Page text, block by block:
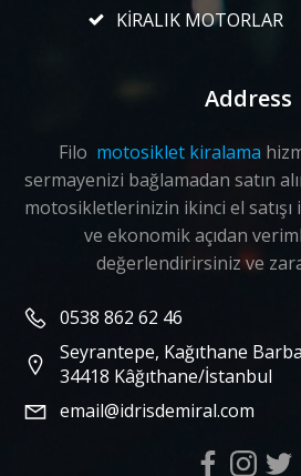
KİRALIK MOTORLAR
Address
Filo motosiklet kiralama
sermayenizi bağlamadan satın
motosikletlerinizin ikinci el
ve ekonomik açıdan
değerlendirirsiniz ve
0538 862 62 46
Seyrantepe, Kağıthane
34418 Kâğıthane/İstanbul
email@idrisdemiral.com